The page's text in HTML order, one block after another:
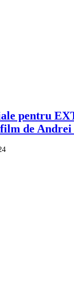
pentru
de Andrei